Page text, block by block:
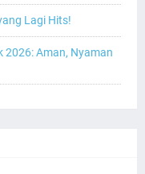
Lagi Hits!
2026: Aman, Nyaman